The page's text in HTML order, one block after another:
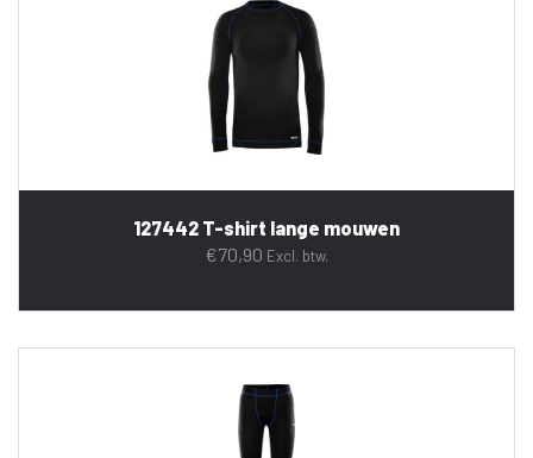
127442 T-shirt lange mouwen
€70,90 Excl. btw.